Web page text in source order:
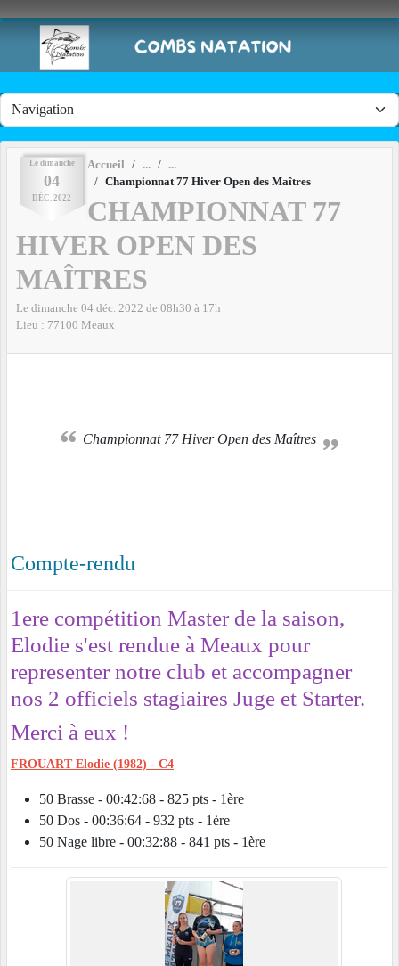
Le dimanche
04
DÉC. 2022
Accueil
Championnat 77 Hiver Open des Maîtres
CHAMPIONNAT 77
HIVER OPEN DES
MAÎTRES
Le dimanche 04 déc. 2022 de 08h30 à 17h
Lieu : 77100 Meaux
Championnat 77 Hiver Open des Maîtres
Compte-rendu
1ere compétition Master de la saison,
Elodie s'est rendue à Meaux pour
representer notre club et accompagner
nos 2 officiels stagiaires Juge et Starter.
Merci à eux !
FROUART Elodie (1982) - C4
50 Brasse - 00:42:68 - 825 pts - 1ère
50 Dos - 00:36:64 - 932 pts - 1ère
50 Nage libre - 00:32:88 - 841 pts - 1ère